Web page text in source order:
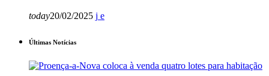
today20/02/2025
Últimas Notícias